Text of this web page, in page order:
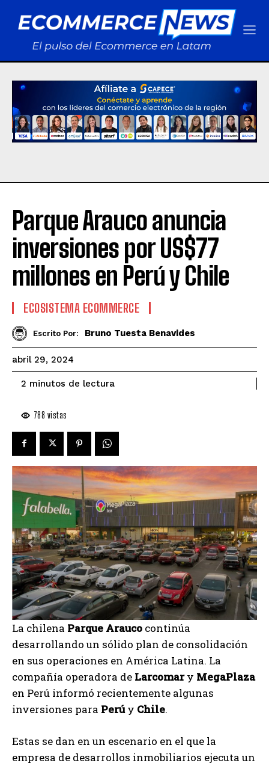
Parque Arauco anuncia
inversiones por US$77
millones en Perú y Chile
ECOSISTEMA ECOMMERCE
Escrito Por: Bruno Tuesta Benavides
abril 29, 2024
2 minutos de lectura
788 vistas
La chilena Parque Arauco continúa
desarrollando un sólido plan de consolidación
en sus operaciones en América Latina. La
compañía operadora de Larcomary MegaPlaza
en Perú informó recientemente algunas
inversiones para Perúy Chile.
Estas se dan en un escenario en el que la
empresa de desarrollos inmobiliarios ejecuta un